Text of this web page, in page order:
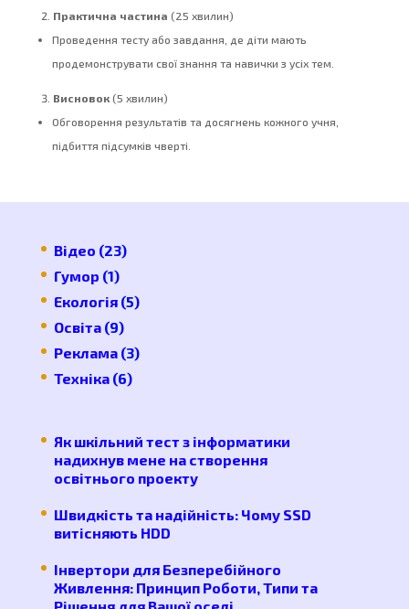
Практична частина (25 хвилин)
Проведення тесту або завдання, де діти мають
продемонструвати свої знання та навички з усіх тем.
Висновок(5 хвилин)
Обговорення результатів та досягнень кожного учня,
підбиття підсумків чверті.
Відео (23)
Гумор (1)
Екологія(5)
Освіта(9)
Реклама(3)
Техніка(6)
Як шкільний тест з інформатики
надихнув мене на створення
освітнього проекту
Швидкість та надійність: Чому SSD
витісняють HDD
Інвертори для Безперебійного
Живлення: Принцип Роботи, Типи та